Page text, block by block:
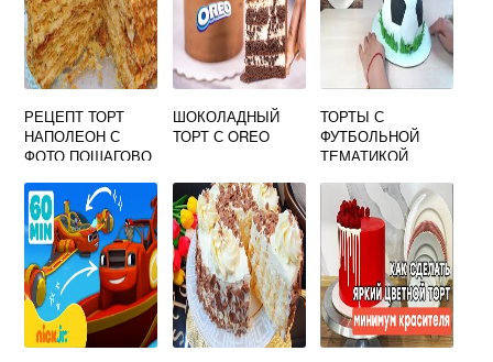
РЕЦЕПТ ТОРТ
НАПОЛЕОН С
ФОТО ПОШАГОВО
ШОКОЛАДНЫЙ
ТОРТ С OREO
ТОРТЫ С
ФУТБОЛЬНОЙ
ТЕМАТИКОЙ